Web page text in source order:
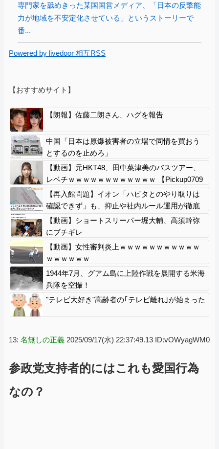
専門家を舐めきった某国国営メディア、「日本の反撃能
力が地域を不安定化させている」というストーリーで
番...
Powered by livedoor 相互RSS
【おすすめサイト】
【朗報】佐藤二朗さん、ハグを報告
中国「日本は原爆被害者の立場で同情を買おう
とするのを止めろ」
【動画】元HKT48、田中菜津美のバスツアー、
レベチｗｗｗｗｗｗｗｗｗｗｗｗ 【Pickup0709
3024】
【再入館問題】イオン「ハビタとのやり取りは
確認できず」も、抑止や社内ルール運用が徹底
できなかった可能性を認める
【動画】ショートスリーパー堀大輔、高須幹弥
にブチギレ
【動画】女性審判炎上ｗｗｗｗｗｗｗｗｗｗｗ
ｗｗｗｗｗｗ
1944年7月、グアム島に上陸作戦を展開する米海
兵隊を空撮！
"テレビ大好き"高齢者の｢テレビ離れ｣が始まった
13: 名無しの正義 2025/09/17(水) 22:37:49.13 ID:vOWyagWM0
参政党支持者的にはこれも愛国行為
なの？